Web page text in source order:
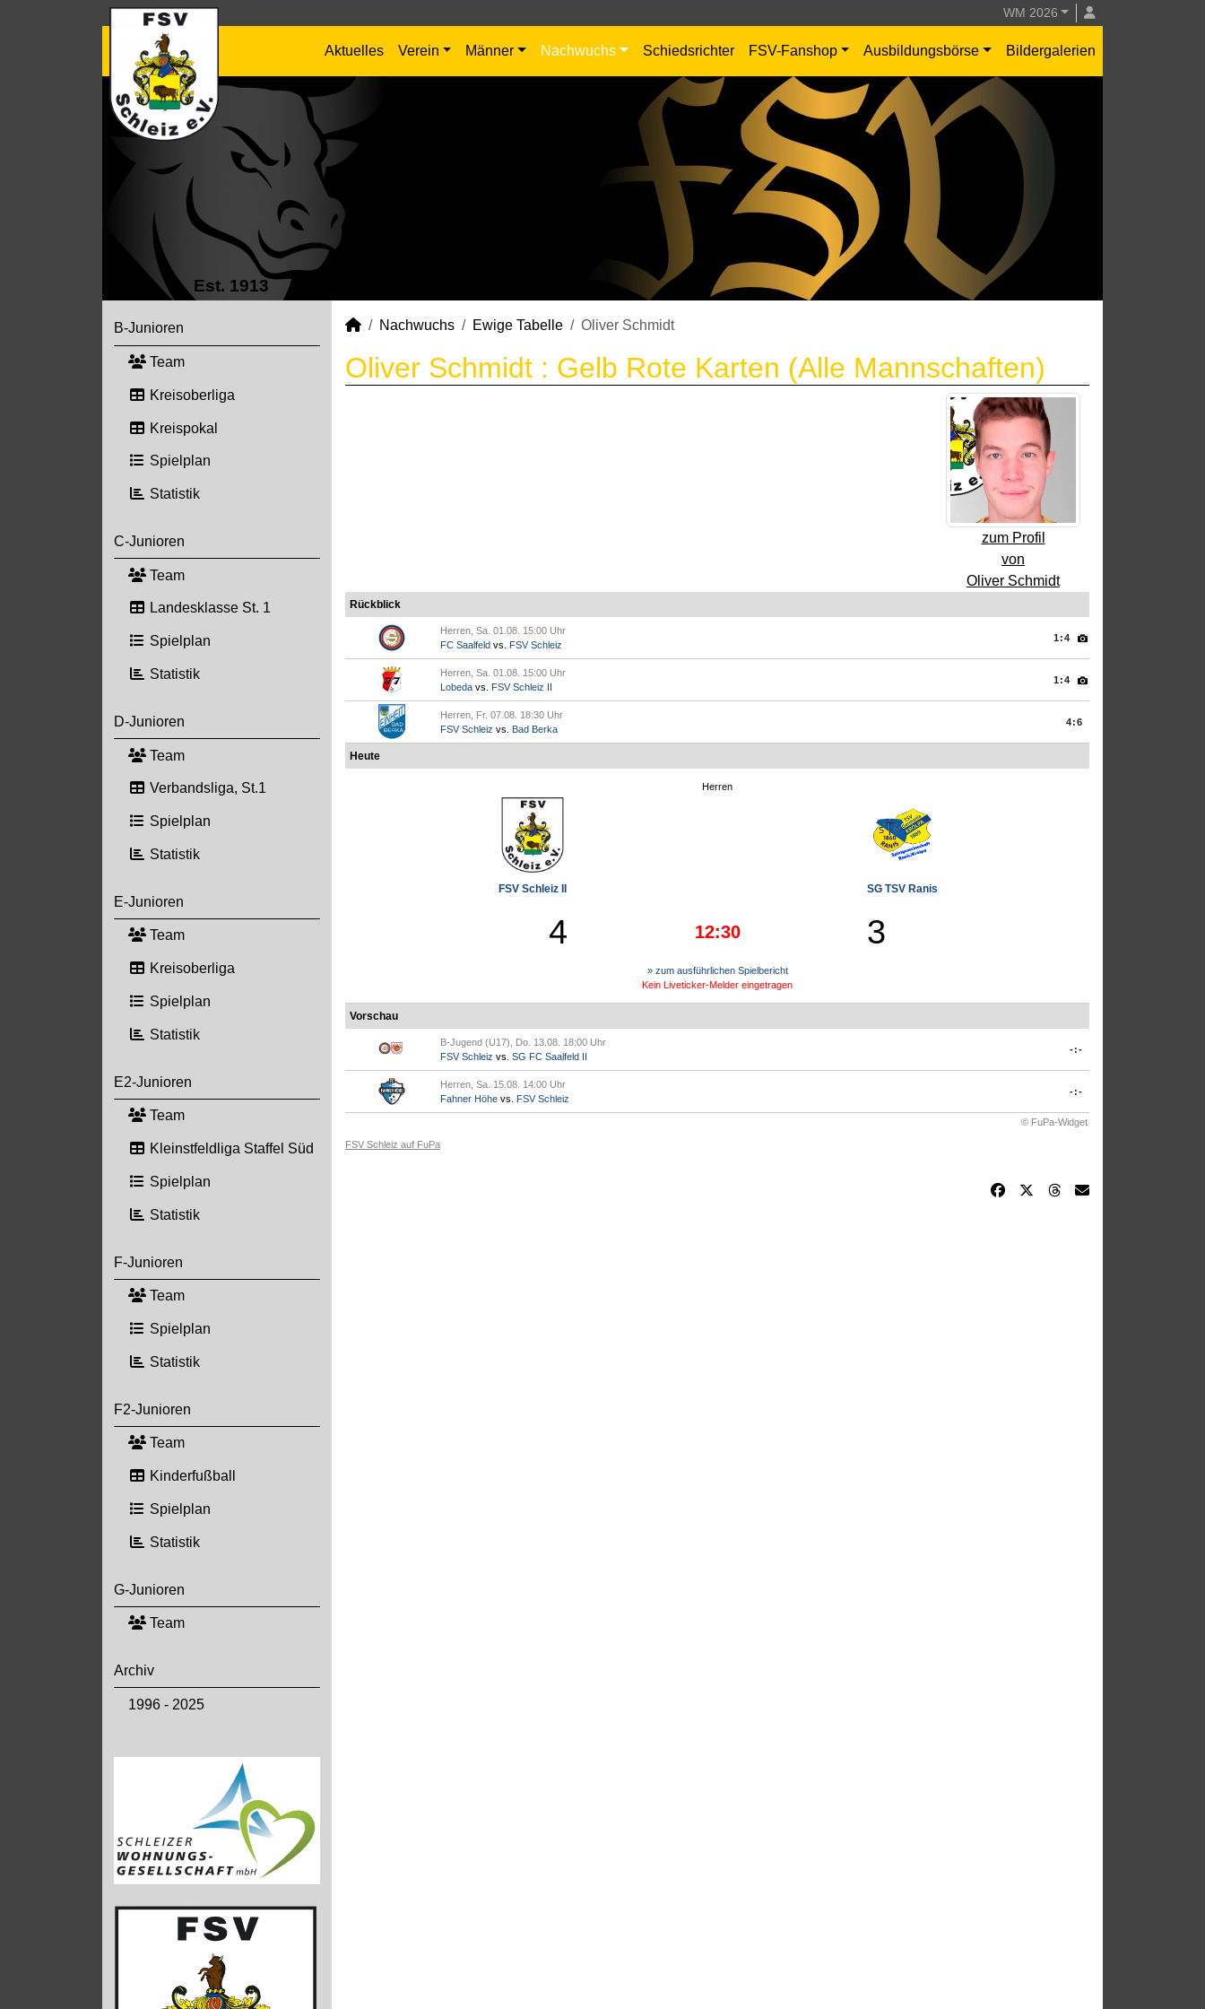
WM 2026
Aktuelles Verein Männer Nachwuchs Schiedsrichter FSV-Fanshop Ausbildungsbörse Bildergalerien
Est. 1913
B-Junioren
Team
Kreisoberliga
Kreispokal
Spielplan
Statistik
C-Junioren
Team
Landesklasse St. 1
Spielplan
Statistik
D-Junioren
Team
Verbandsliga, St.1
Spielplan
Statistik
E-Junioren
Team
Kreisoberliga
Spielplan
Statistik
E2-Junioren
Team
Kleinstfeldliga Staffel Süd
Spielplan
Statistik
F-Junioren
Team
Spielplan
Statistik
F2-Junioren
Team
Kinderfußball
Spielplan
Statistik
G-Junioren
Team
Archiv
1996 - 2025
Nachwuchs Ewige Tabelle Oliver Schmidt
Oliver Schmidt : Gelb Rote Karten (Alle Mannschaften)
zum Profil
von
Oliver Schmidt
Rückblick
Herren, Sa. 01.08. 15:00 Uhr
FC Saalfeld vs. FSV Schleiz
1:4
Herren, Sa. 01.08. 15:00 Uhr
Lobeda vs. FSV Schleiz II
1:4
Herren, Fr. 07.08. 18:30 Uhr
FSV Schleiz vs. Bad Berka
4:6
Heute
Herren
FSV Schleiz II SG TSV Ranis
4 12:30 3
» zum ausführlichen Spielbericht
Kein Liveticker-Melder eingetragen
Vorschau
B-Jugend (U17), Do. 13.08. 18:00 Uhr
FSV Schleiz vs. SG FC Saalfeld II
-:-
Herren, Sa. 15.08. 14:00 Uhr
Fahner Höhe vs. FSV Schleiz
-:-
© FuPa-Widget
FSV Schleiz auf FuPa